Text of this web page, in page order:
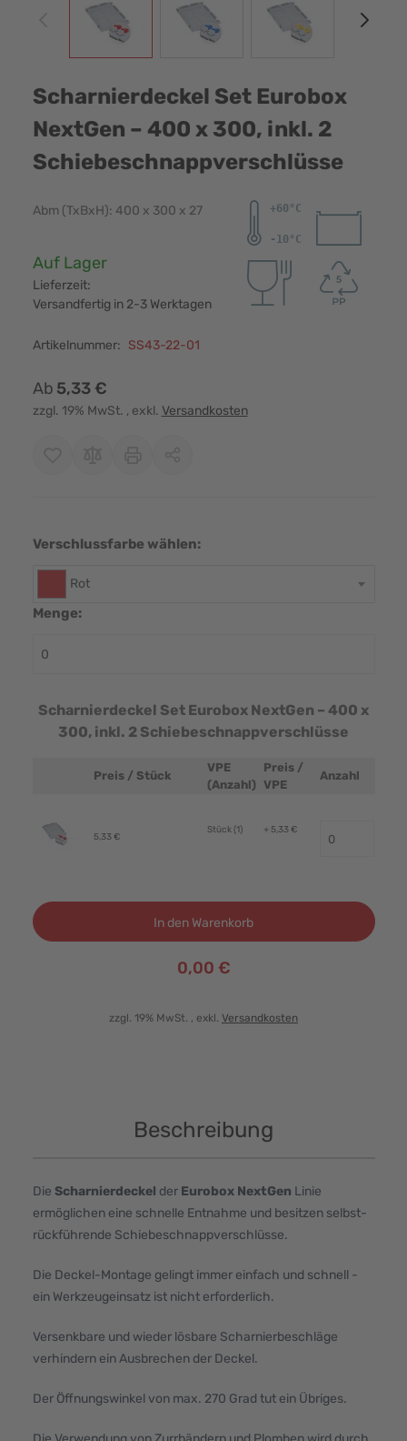
Scharnierdeckel Set Eurobox
NextGen – 400 x 300, inkl. 2
Schiebeschnappverschlüsse
Abm (TxBxH): 400 x 300 x 27
Verfügbarkeit:
Auf Lager
Lieferzeit:
Versandfertig in 2-3 Werktagen
Artikelnummer: SS43-22-01
Ab 5,33 €
zzgl. 19% MwSt. , exkl. Versandkosten
Verschlussfarbe wählen:
Rot
Menge:
Scharnierdeckel Set Eurobox NextGen – 400 x
300, inkl. 2 Schiebeschnappverschlüsse
Produktbild
Preis / Stück
VPE
(Anzahl)
Preis /
VPE
Anzahl
5,33 €
Stück (1) + 5,33 €
In den Warenkorb
0,00 €
zzgl. 19% MwSt. , exkl. Versandkosten
Beschreibung
Die Scharnierdeckel der Eurobox NextGen Linie
ermöglichen eine schnelle Entnahme und besitzen selbst-
rückführende Schiebeschnappverschlüsse.
Die Deckel-Montage gelingt immer einfach und schnell -
ein Werkzeugeinsatz ist nicht erforderlich.
Versenkbare und wieder lösbare Scharnierbeschläge
verhindern ein Ausbrechen der Deckel.
Der Öffnungswinkel von max. 270 Grad tut ein Übriges.